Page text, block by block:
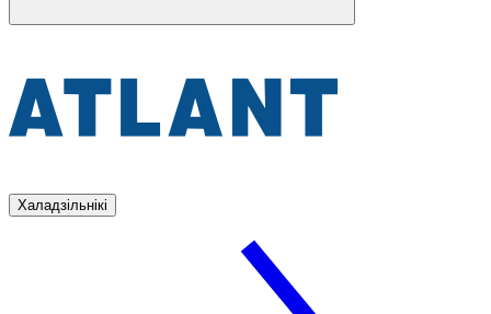
Халадзільнікі